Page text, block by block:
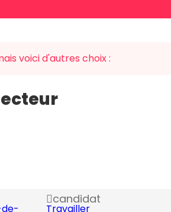
voici d'autres choix :
candidat
Travailler